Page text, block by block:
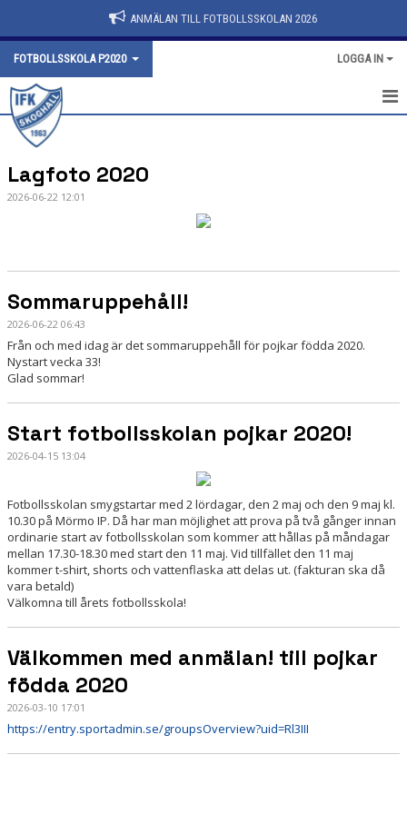
ANMÄLAN TILL FOTBOLLSSKOLAN 2026
FOTBOLLSSKOLA P2020 LOGGA IN
HEM
NYHETER
BILDGALLERI
DOKUMENT
KONTAKT
Lagfoto 2020
2026-06-22 12:01
Sommaruppehåll!
2026-06-22 06:43
Från och med idag är det sommaruppehåll för pojkar födda 2020.
Nystart vecka 33!
Glad sommar!
Start fotbollsskolan pojkar 2020!
2026-04-15 13:04
Fotbollsskolan smygstartar med 2 lördagar, den 2 maj och den 9 maj kl.
10.30 på Mörmo IP. Då har man möjlighet att prova på två gånger innan
ordinarie start av fotbollsskolan som kommer att hållas på måndagar
mellan 17.30-18.30 med start den 11 maj. Vid tillfället den 11 maj
kommer t-shirt, shorts och vattenflaska att delas ut. (fakturan ska då
vara betald)
Välkomna till årets fotbollsskola!
Välkommen med anmälan! till pojkar
födda 2020
2026-03-10 17:01
https://entry.sportadmin.se/groupsOverview?uid=Rl3III